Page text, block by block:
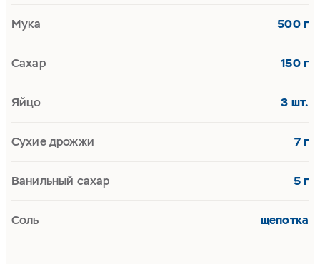
Мука 500 г
Сахар 150 г
Яйцо 3 шт.
Сухие дрожжи 7 г
Ванильный сахар 5 г
Соль щепотка